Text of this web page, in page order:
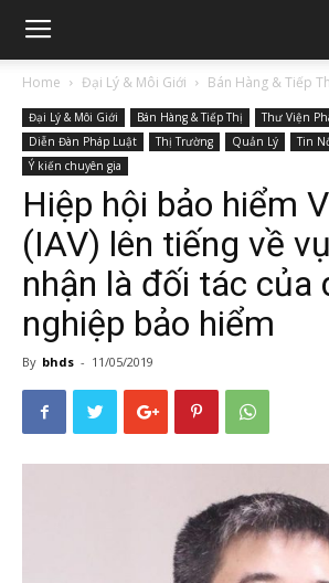
Home Đại Lý & Môi Giới Bán Hàng & Tiếp
Đại Lý & Môi Giới Bán Hàng & Tiếp Thị
Thư Viện
Diễn Đàn Pháp Luật
Thị Trường Quản Lý Tin
Ý kiến chuyên gia
Hiệp hội bảo hiểm
(IAV) lên tiếng về
nhận là đối tác của
nghiệp bảo hiểm
By bhds - 11/05/2019